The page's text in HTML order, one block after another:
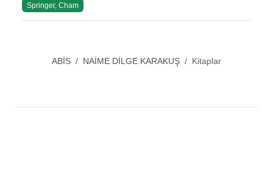
Springer, Cham
ABİS NAİME DİLGE KARAKUŞ Kitaplar